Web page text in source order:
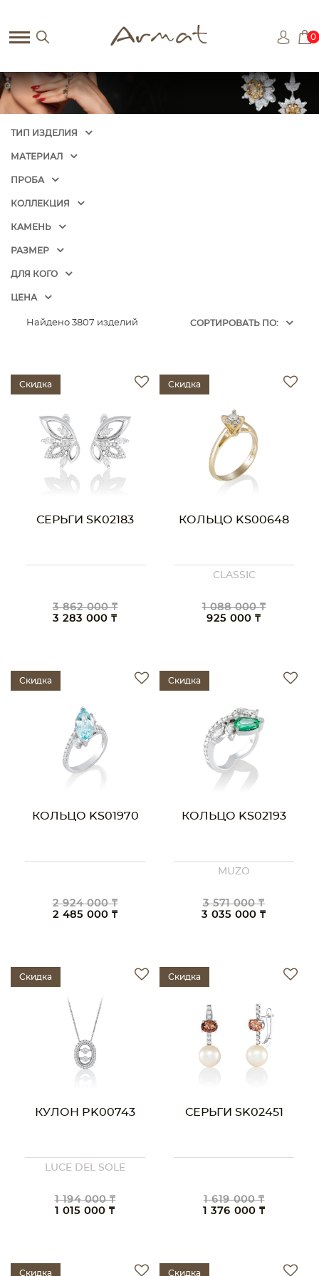
0
ТИП ИЗДЕЛИЯ
МАТЕРИАЛ
ПРОБА
КОЛЛЕКЦИЯ
КАМЕНЬ
РАЗМЕР
ДЛЯ КОГО
ЦЕНА
Найдено 3807 изделий CОРТИРОВАТЬ ПО:
Скидка
СЕРЬГИ SK02183
3 862 000 ₸
3 283 000 ₸
Скидка
КОЛЬЦО KS00648
CLASSIC
1 088 000 ₸
925 000 ₸
Скидка
КОЛЬЦО KS01970
2 924 000 ₸
2 485 000 ₸
Скидка
КОЛЬЦО KS02193
MUZO
3 571 000 ₸
3 035 000 ₸
Скидка
КУЛОН PK00743
LUCE DEL SOLE
1 194 000 ₸
1 015 000 ₸
Скидка
СЕРЬГИ SK02451
1 619 000 ₸
1 376 000 ₸
Скидка Скидка